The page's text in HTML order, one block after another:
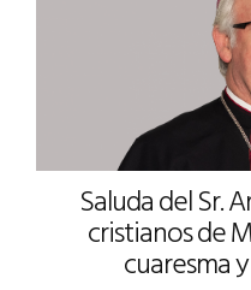
Saluda del Sr.
cristianos de
cuaresma